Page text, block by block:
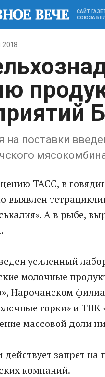
САЙТ
СОЮЗА
2018
на поставки
ТАСС, в
выявлен
А в рыбе,
усиленный
молочные
Нарочанском
горки» и ТПК
массовой доли
действует запрет
компаний.